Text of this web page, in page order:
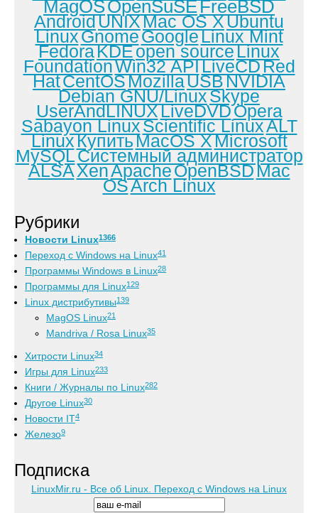
MagOSOpenSuSEFreeBSD
AndroidUNIXMac OS XUbuntu
LinuxGnomeGoogleLinux Mint
FedoraKDEopen sourceLinux
FoundationWin32 APILiveCDRed
HatCentOSMozillaUSBNVIDIA
Debian GNU/LinuxSkype
UserAndLINUXLiveDVDOpera
Sabayon LinuxScientific LinuxALT
LinuxКупитьMacOS XMicrosoft
MySQLСистемный администратор
ALSAXenApacheOpenBSDMac
OSArch Linux
Рубрики
Новости Linux1366
Переход с Windows на Linux41
Программы Windows в Linux28
Программы для Linux129
Linux дистрибутивы139
MagOS Linux21
Mandriva / Rosa Linux35
Хитрости Linux34
Игры для Linux233
Книги / Журналы по Linux282
Другое Linux30
Новости IT4
Железо9
Подписка
LinuxMir.ru - Все об Linux. Переход с Windows на Linux